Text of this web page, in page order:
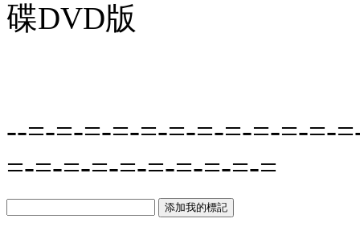
碟DVD版
--=-=-=-=-=-=-=-=-=-=-=-
=-=-=-=-=-=-=-=-=-=